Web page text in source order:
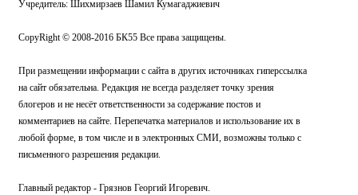
Учредитель: Шихмирзаев Шамил Кумагаджиевич
CopyRight © 2008-2016 БК55 Все права защищены.
При размещении информации с сайта в других источниках гиперссылка
на сайт обязательна. Редакция не всегда разделяет точку зрения
блогеров и не несёт ответственности за содержание постов и
комментариев на сайте. Перепечатка материалов и использование их в
любой форме, в том числе и в электронных СМИ, возможны только с
письменного разрешения редакции.
Главный редактор - Грязнов Георгий Игоревич.